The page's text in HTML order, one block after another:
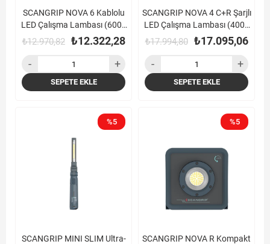
SCANGRIP NOVA 6 Kablolu
LED Çalışma Lambası (6000
Lümen)
₺12.322,28
₺12.970,82
SEPETE EKLE
SCANGRIP NOVA 4 C+R Şarjlı
LED Çalışma Lambası (4000
Lümen)
₺17.095,06
₺17.994,80
SEPETE EKLE
SCANGRIP MINI SLIM Ultra-
%5
SCANGRIP NOVA R Kompakt
%5